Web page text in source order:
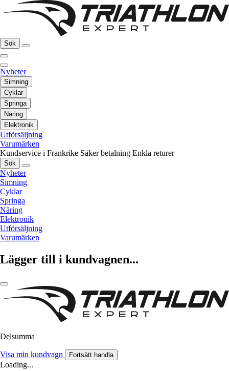
Sök
Nyheter
Simning
Cyklar
Springa
Näring
Elektronik
Utförsäljning
Varumärken
Kundservice i Frankrike Säker betalning Enkla returer
Sök
Nyheter
Simning
Cyklar
Springa
Näring
Elektronik
Utförsäljning
Varumärken
Lägger till i kundvagnen...
Delsumma
Visa min kundvagn Fortsätt handla
Loading...